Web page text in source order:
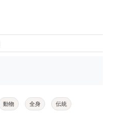
動物 全身 伝統